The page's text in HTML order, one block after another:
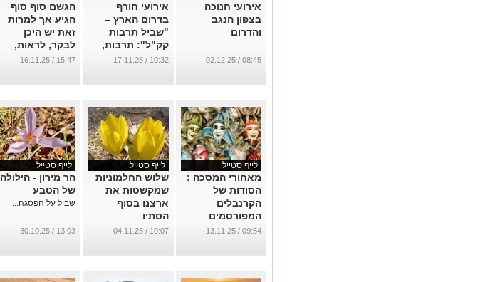
אירועי חנוכה
בצפון הנגב
והדרום
08:45 / 02.12.25
אירועי חורף
בדרום הארץ –
"שביל תרבות
קק"ל": תרבות,
אמנות וקהילה
כניסה חופשית
10:32 / 17.11.25
הגשם סוף סוף
הגיע אך למרות
זאת יש היכן
לבקר, לראות,
ולהנות
15:47 / 16.11.25
לייף סטייל
מאחורי המסכה :
הסודות של
הקרנבלים
המפורסמים
באיטליה
09:54 / 13.11.25
לייף סטייל
שלוש החלמוניות
שמקשטות את
ארצנו בסוף
הסתיו
...
10:07 / 04.11.25
לייף סטייל
הר מירון - הילולה
של הטבע
שביל על הפסגה...
13:03 / 30.10.25